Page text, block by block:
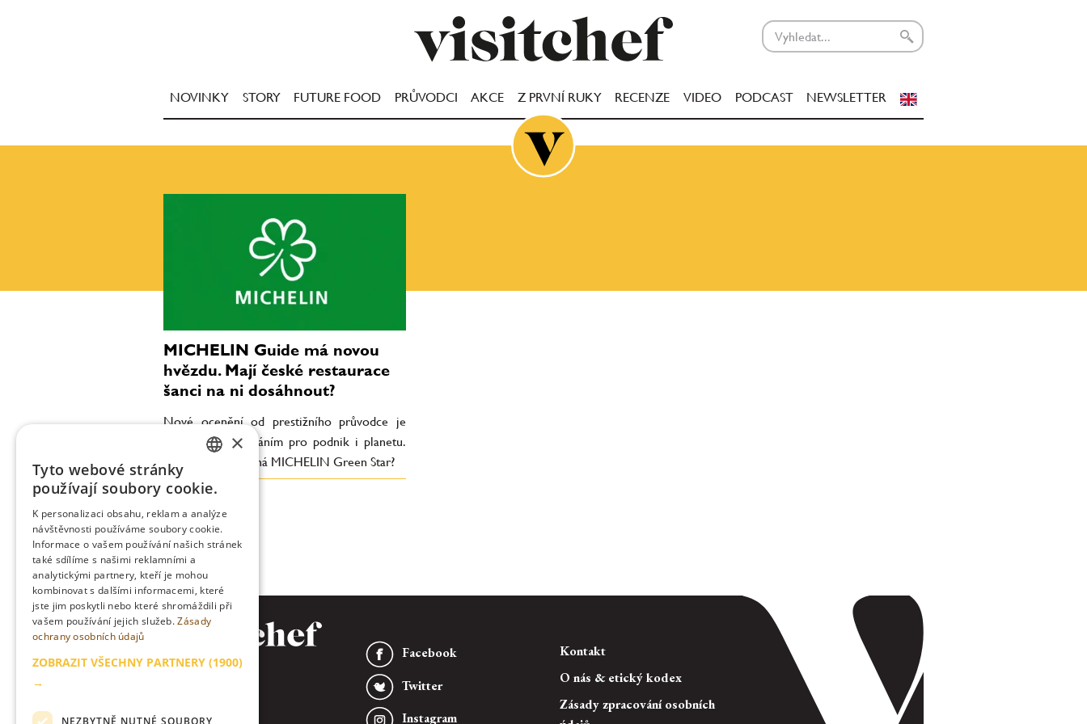
NOVINKY STORY FUTURE FOOD PRŮVODCI AKCE Z PRVNÍ RUKY RECENZE VIDEO PODCAST NEWSLETTER
MICHELIN Guide má novou
hvězdu. Mají české restaurace
šanci na ni dosáhnout?
Nové ocenění od prestižního průvodce je
velkým vyznamenáním pro podnik i planetu.
Co přesně znamená MICHELIN Green Star?
Facebook
Twitter
Instagram
Kontakt
O nás & etický kodex
Zásady zpracování osobních
ENGLISH
×
Tyto webové stránky
používají soubory cookie.
K personalizaci obsahu, reklam a analýze
návštěvnosti používáme soubory cookie.
Informace o vašem používání našich stránek
také sdílíme s našimi reklamními a
analytickými partnery, kteří je mohou
kombinovat s dalšími informacemi, které
jste jim poskytli nebo které shromáždili při
vašem používání jejich služeb.Zásady
ochrany osobních údajů
ZOBRAZIT VŠECHNY PARTNERY (1900)
→
NEZBYTNĚ NUTNÉ SOUBORY